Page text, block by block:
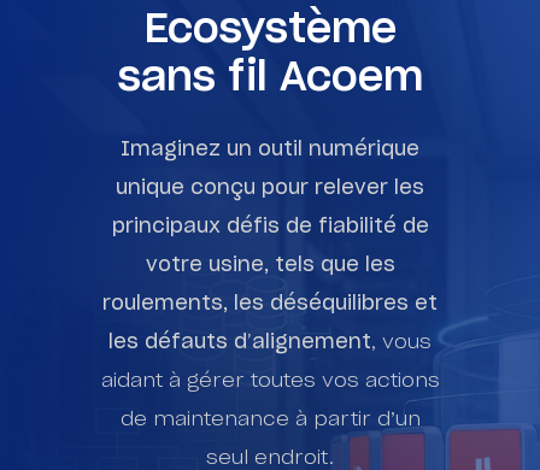
Ecosystème
sans fil Acoem
Imaginez un outil numérique
unique conçu pour relever les
principaux défis de fiabilité de
votre usine, tels que les
roulements, les déséquilibres et
les défauts d’alignement, vous
aidant à gérer toutes vos actions
de maintenance à partir d’un
seul endroit.